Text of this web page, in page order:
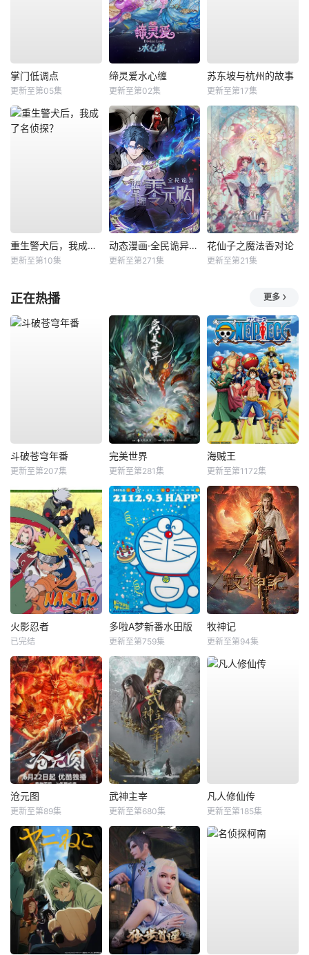
掌门低调点
更新至第05集
缔灵爱水心缠
更新至第02集
苏东坡与杭州的故事
更新至第17集
重生警犬后，我成了名侦探？
更新至第10集
动态漫画·全民诡异：开局掌握零元购
更新至第271集
花仙子之魔法香对论
更新至第21集
正在热播 更多
斗破苍穹年番
更新至第207集
完美世界
更新至第281集
海贼王
更新至第1172集
火影忍者
已完结
多啦A梦新番水田版
更新至第759集
牧神记
更新至第94集
沧元图
更新至第89集
武神主宰
更新至第680集
凡人修仙传
更新至第185集